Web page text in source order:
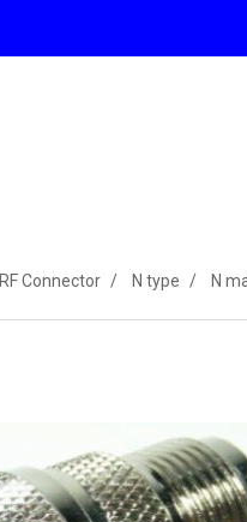
RF Connector N type N